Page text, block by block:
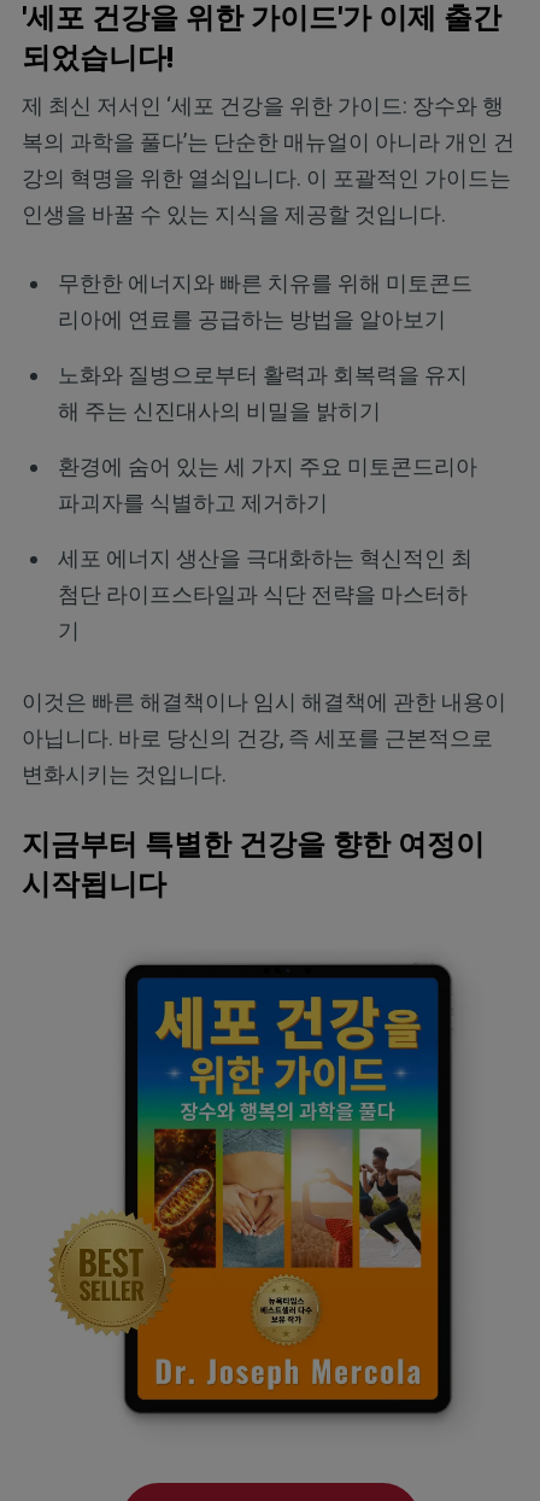
'세포 건강을 위한 가이드'가 이제 출간
되었습니다!
제 최신 저서인 ‘세포 건강을 위한 가이드: 장수와 행
복의 과학을 풀다’는 단순한 매뉴얼이 아니라 개인 건
강의 혁명을 위한 열쇠입니다. 이 포괄적인 가이드는
인생을 바꿀 수 있는 지식을 제공할 것입니다.
무한한 에너지와 빠른 치유를 위해 미토콘드
리아에 연료를 공급하는 방법을 알아보기
노화와 질병으로부터 활력과 회복력을 유지
해 주는 신진대사의 비밀을 밝히기
환경에 숨어 있는 세 가지 주요 미토콘드리아
파괴자를 식별하고 제거하기
세포 에너지 생산을 극대화하는 혁신적인 최
첨단 라이프스타일과 식단 전략을 마스터하
기
이것은 빠른 해결책이나 임시 해결책에 관한 내용이
아닙니다. 바로 당신의 건강, 즉 세포를 근본적으로
변화시키는 것입니다.
지금부터 특별한 건강을 향한 여정이
시작됩니다